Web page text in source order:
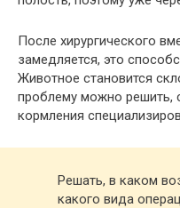
После хирургического
замедляется, это
Животное становится
проблему можно решить,
кормления
Решать, в каком
какого вида